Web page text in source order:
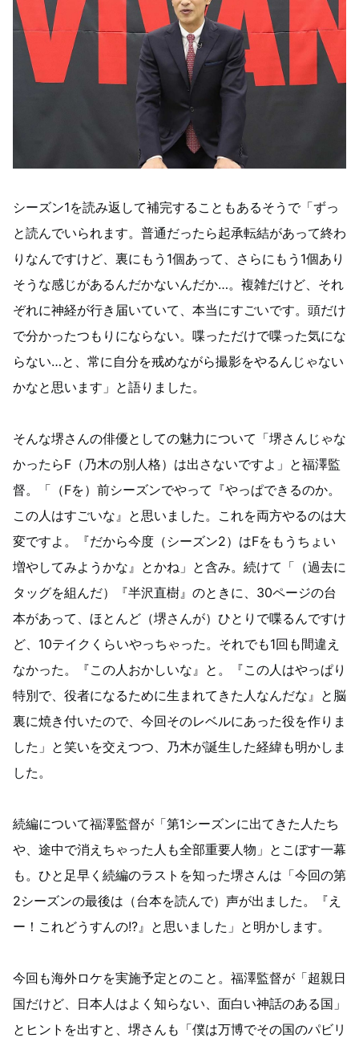
シーズン1を読み返して補完することもあるそうで「ずっ
と読んでいられます。普通だったら起承転結があって終わ
りなんですけど、裏にもう1個あって、さらにもう1個あり
そうな感じがあるんだかないんだか…。複雑だけど、それ
ぞれに神経が行き届いていて、本当にすごいです。頭だけ
で分かったつもりにならない。喋っただけで喋った気にな
らない…と、常に自分を戒めながら撮影をやるんじゃない
かなと思います」と語りました。
そんな堺さんの俳優としての魅力について「堺さんじゃな
かったらF（乃木の別人格）は出さないですよ」と福澤監
督。「（Fを）前シーズンでやって『やっぱできるのか。
この人はすごいな』と思いました。これを両方やるのは大
変ですよ。『だから今度（シーズン2）はFをもうちょい
増やしてみようかな』とかね」と含み。続けて「（過去に
タッグを組んだ）『半沢直樹』のときに、30ページの台
本があって、ほとんど（堺さんが）ひとりで喋るんですけ
ど、10テイクくらいやっちゃった。それでも1回も間違え
なかった。『この人おかしいな』と。『この人はやっぱり
特別で、役者になるために生まれてきた人なんだな』と脳
裏に焼き付いたので、今回そのレベルにあった役を作りま
した」と笑いを交えつつ、乃木が誕生した経緯も明かしま
した。
続編について福澤監督が「第1シーズンに出てきた人たち
や、途中で消えちゃった人も全部重要人物」とこぼす一幕
も。ひと足早く続編のラストを知った堺さんは「今回の第
2シーズンの最後は（台本を読んで）声が出ました。『え
ー！これどうすんの!?』と思いました」と明かします。
今回も海外ロケを実施予定とのこと。福澤監督が「超親日
国だけど、日本人はよく知らない、面白い神話のある国」
とヒントを出すと、堺さんも「僕は万博でその国のパビリ